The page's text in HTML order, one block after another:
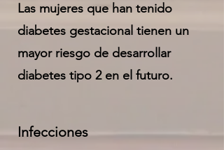
Las mujeres que han tenido
diabetes gestacional tienen un
mayor riesgo de desarrollar
diabetes tipo 2 en el futuro.
Infecciones